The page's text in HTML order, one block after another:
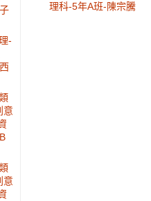
理科-5年A班-陳宗騰
-
意
意